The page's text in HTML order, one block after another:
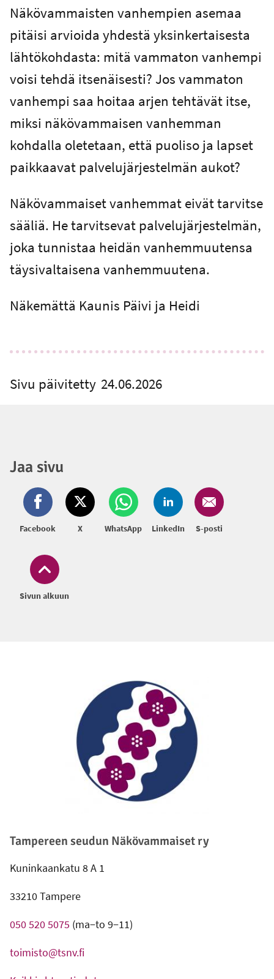
Näkövammaisten vanhempien asemaa
pitäisi arvioida yhdestä yksinkertaisesta
lähtökohdasta: mitä vammaton vanhempi
voisi tehdä itsenäisesti? Jos vammaton
vanhempi saa hoitaa arjen tehtävät itse,
miksi näkövammaisen vanhemman
kohdalla oletetaan, että puoliso ja lapset
paikkaavat palvelujärjestelmän aukot?
Näkövammaiset vanhemmat eivät tarvitse
sääliä. He tarvitsevat palvelujärjestelmän,
joka tunnistaa heidän vanhemmuutensa
täysivaltaisena vanhemmuutena.
Näkemättä Kaunis Päivi ja Heidi
Sivu päivitetty 24.06.2026
Sivun alkuun
Jaa sivu
Facebook X WhatsApp LinkedIn S-posti
Tampereen seudun Näkövammaiset ry
Kuninkaankatu 8 A 1
33210 Tampere
050 520 5075 (ma−to 9−11)
toimisto@tsnv.fi